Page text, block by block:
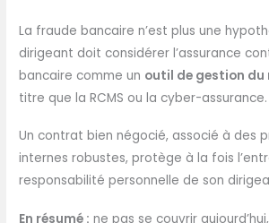
La fraude bancaire n’est plus une
dirigeant doit considérer l’assurance
bancaire comme un outil de gestion du
titre que la RCMS ou la cyber-assurance.
Un contrat bien négocié, associé à des
internes robustes, protège à la fois
responsabilité personnelle de son
En résumé : ne pas se couvrir